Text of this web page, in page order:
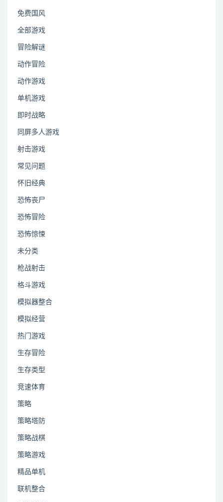
免费国风
全部游戏
冒险解谜
动作冒险
动作游戏
单机游戏
即时战略
同屏多人游戏
射击游戏
常见问题
怀旧经典
恐怖丧尸
恐怖冒险
恐怖惊悚
未分类
枪战射击
格斗游戏
模拟器整合
模拟经营
热门游戏
生存冒险
生存类型
竞速体育
策略
策略塔防
策略战棋
策略游戏
精品单机
联机整合